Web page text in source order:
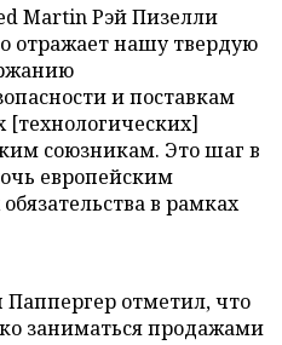
Martin Рэй Пизелли
отражает нашу твердую
и поставкам
союзникам. Это шаг в
европейским
в рамках
отметил, что
заниматься продажами